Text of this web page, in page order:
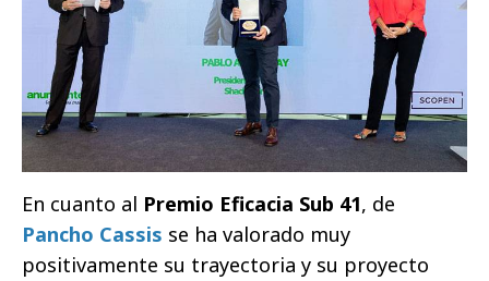
En cuanto al Premio Eficacia Sub 41, de
Pancho Cassis se ha valorado muy
positivamente su trayectoria y su proyecto